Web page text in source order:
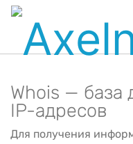
Whois — база
IP-адресов
Для получения